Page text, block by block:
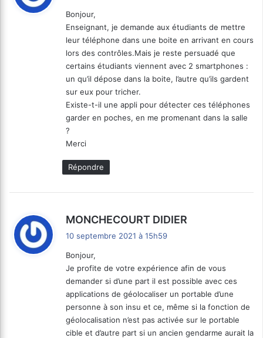
:
Bonjour,
Enseignant, je demande aux étudiants de mettre
leur téléphone dans une boite en arrivant en cours
lors des contrôles.Mais je reste persuadé que
certains étudiants viennent avec 2 smartphones :
un qu’il dépose dans la boite, l’autre qu’ils gardent
sur eux pour tricher.
Existe-t-il une appli pour détecter ces téléphones
garder en poches, en me promenant dans la salle
?
Merci
Répondre
MONCHECOURT DIDIER
:
10 septembre 2021 à 15h59
Bonjour,
Je profite de votre expérience afin de vous
demander si d’une part il est possible avec ces
applications de géolocaliser un portable d’une
personne à son insu et ce, même si la fonction de
géolocalisation n’est pas activée sur le portable
cible et d’autre part si un ancien gendarme aurait la